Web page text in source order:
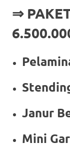
⇒
Janur
Mini